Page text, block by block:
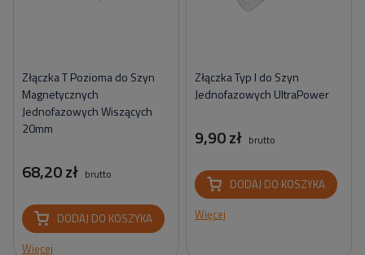
Złączka T Pozioma do Szyn
Magnetycznych
Jednofazowych Wiszących
20mm
68,20 zł brutto
DODAJ DO KOSZYKA
Więcej
Złączka Typ I do Szyn
Jednofazowych UltraPower
9,90 zł brutto
DODAJ DO KOSZYKA
Więcej